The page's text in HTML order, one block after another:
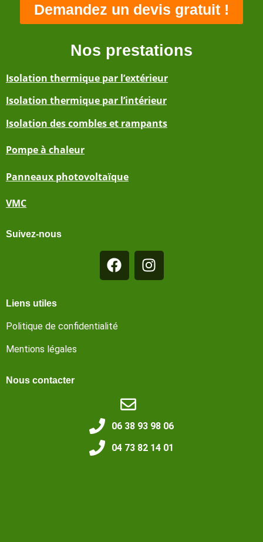
Demandez un devis gratuit !
Nos prestations
Isolation thermique par l’extérieur
Isolation thermique par l’intérieur
Isolation des combles et rampants
Pompe à chaleur
Panneaux photovoltaïque
VMC
Suivez-nous
Liens utiles
Politique de confidentialité
Mentions légales
Nous contacter
06 38 93 98 06
04 73 82 14 01